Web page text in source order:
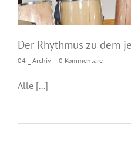
Der Rhythmus zu dem
04 _ Archiv | 0 Kommentare
Alle [...]